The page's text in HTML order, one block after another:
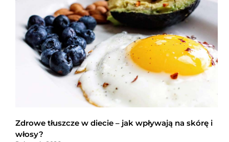
Zdrowe tłuszcze w diecie – jak wpływają na skórę i
włosy?